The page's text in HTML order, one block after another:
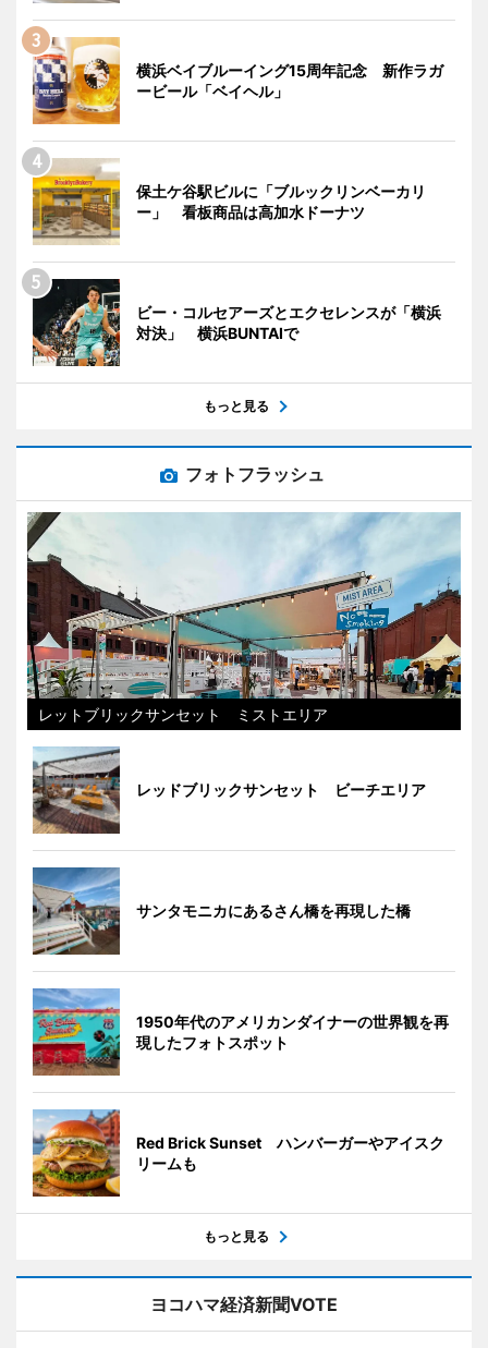
横浜ベイブルーイング15周年記念 新作ラガ
ービール「ベイヘル」
保土ケ谷駅ビルに「ブルックリンベーカリ
ー」 看板商品は高加水ドーナツ
ビー・コルセアーズとエクセレンスが「横浜
対決」 横浜BUNTAIで
もっと見る
フォトフラッシュ
レットブリックサンセット ミストエリア
レッドブリックサンセット ビーチエリア
サンタモニカにあるさん橋を再現した橋
1950年代のアメリカンダイナーの世界観を再
現したフォトスポット
Red Brick Sunset ハンバーガーやアイスク
リームも
もっと見る
ヨコハマ経済新聞VOTE